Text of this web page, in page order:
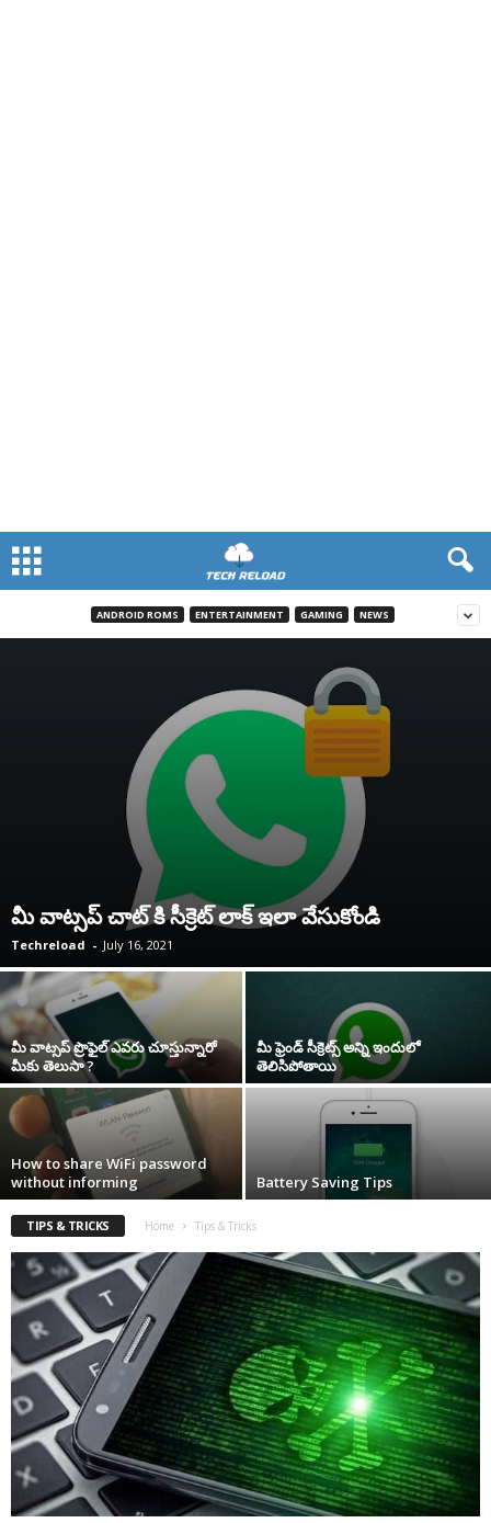
ANDROID ROMS ENTERTAINMENT GAMING NEWS
మీ వాట్సప్ చాట్ కి సీక్రెట్ లాక్ ఇలా వేసుకోండి
Techreload - July 16, 2021
మీ వాట్సప్ ప్రొఫైల్ ఎవరు చూస్తున్నారో
మీకు తెలుసా ?
మీ ఫ్రెండ్ సీక్రెట్స్ అన్ని ఇందులో
తెలిసిపోతాయి
How to share WiFi password
without informing
Battery Saving Tips
TIPS & TRICKS Home Tips & Tricks